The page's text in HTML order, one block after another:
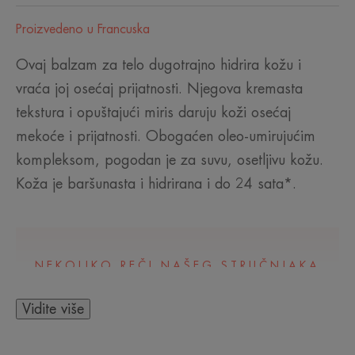
Proizvedeno u Francuska
Ovaj balzam za telo dugotrajno hidrira kožu i
vraća joj osećaj prijatnosti. Njegova kremasta
tekstura i opuštajući miris daruju koži osećaj
mekoće i prijatnosti. Obogaćen oleo-umirujućim
kompleksom, pogodan je za suvu, osetljivu kožu.
Koža je baršunasta i hidrirana i do 24 sata*.
NEKOLIKO REČI NAŠEG STRUČNJAKA
Vidite više